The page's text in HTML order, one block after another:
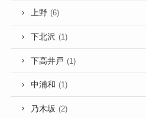
上野 (6)
下北沢 (1)
下高井戸 (1)
中浦和 (1)
乃木坂 (2)